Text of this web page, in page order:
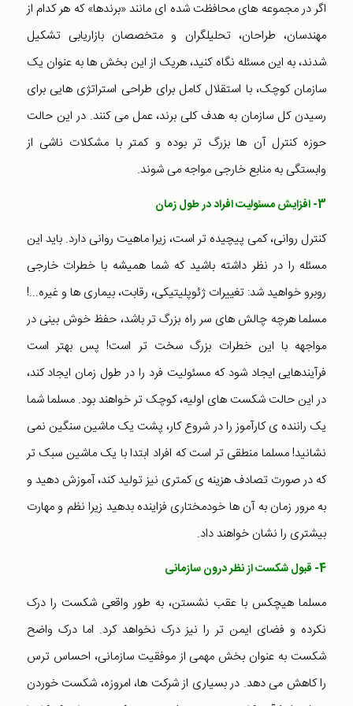
اگر در مجموعه های محافظت شده ای مانند «برندها» که هر کدام از
مهندسان، طراحان، تحلیلگران و متخصصان بازاریابی تشکیل
شدند، به این مسئله نگاه کنید، هریک از این بخش ها به عنوان یک
سازمان کوچک، با استقلال کامل برای طراحی استراتژی هایی برای
رسیدن کل سازمان به هدف کلی برند، عمل می کنند. در این حالت
حوزه کنترل آن ها بزرگ تر بوده و کمتر با مشکلات ناشی از
وابستگی به منابع خارجی مواجه می شوند.
3- افزایش مسئولیت افراد در طول زمان
کنترل روانی، کمی پیچیده تر است، زیرا ماهیت روانی دارد. باید این
مسئله را در نظر داشته باشید که شما همیشه با خطرات خارجی
روبرو خواهید شد: تغییرات ژئوپلیتیکی، رقابت، بیماری ها و غیره...!
مسلما هرچه چالش های سر راه بزرگ تر باشد، حفظ خوش بینی در
مواجهه با این خطرات بزرگ سخت تر است! پس بهتر است
فرآیندهایی ایجاد شود که مسئولیت فرد را در طول زمان ایجاد کند،
در این حالت شکست های اولیه، کوچک تر خواهند بود. مسلما شما
یک راننده ی کارآموز را در شروع کار، پشت یک ماشین سنگین نمی
نشانید! مسلما منطقی تر است که افراد ابتدا با یک ماشین سبک تر
که در صورت تصادف هزینه ی کمتری نیز تولید کند، آموزش دهید و
به مرور زمان به آن ها خودمختاری فزاینده بدهید زیرا نظم و مهارت
بیشتری را نشان خواهند داد.
4- قبول شکست از نظر درون سازمانی
مسلما هیچکس با عقب نشستن، به طور واقعی شکست را درک
نکرده و فضای ایمن تر را نیز درک نخواهد کرد. اما درک واضح
شکست به عنوان بخش مهمی از موفقیت سازمانی، احساس ترس
را کاهش می دهد. در بسیاری از شرکت ها، امروزه، شکست خوردن